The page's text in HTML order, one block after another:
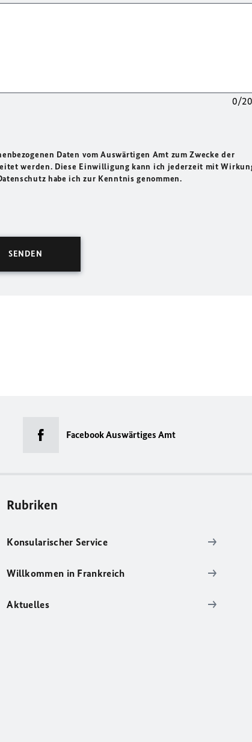
0/
Daten vom Auswärtigen Amt zum Zwecke der
werden. Diese Einwilligung kann ich jederzeit mit
habe ich zur Kenntnis genommen.
Facebook Auswärtiges Amt
Rubriken
Konsularischer Service
Willkommen in Frankreich
Aktuelles